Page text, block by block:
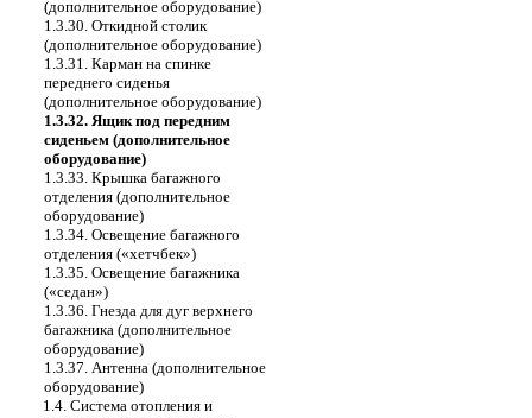
(дополнительное оборудование)
1.3.30. Откидной столик
(дополнительное оборудование)
1.3.31. Карман на спинке
переднего сиденья
(дополнительное оборудование)
1.3.32. Ящик под передним
сиденьем (дополнительное
оборудование)
1.3.33. Крышка багажного
отделения (дополнительное
оборудование)
1.3.34. Освещение багажного
отделения («хетчбек»)
1.3.35. Освещение багажника
(«седан»)
1.3.36. Гнезда для дуг верхнего
багажника (дополнительное
оборудование)
1.3.37. Антенна (дополнительное
оборудование)
1.4. Система отопления и